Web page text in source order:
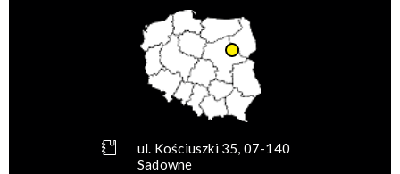
ul. Kościuszki 35, 07-140
Sadowne